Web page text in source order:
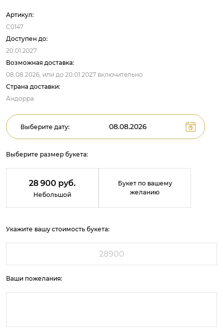
Артикул:
C0147
Доступен до:
20.01.2027
Возможная доставка:
08.08.2026, или до 20.01.2027 включительно
Страна доставки:
Андорра
Выберите дату:
Выберите размер букета:
28 900 руб.
Небольшой
Букет по вашему
желанию
Укажите вашу стоимость букета:
Ваши пожелания: